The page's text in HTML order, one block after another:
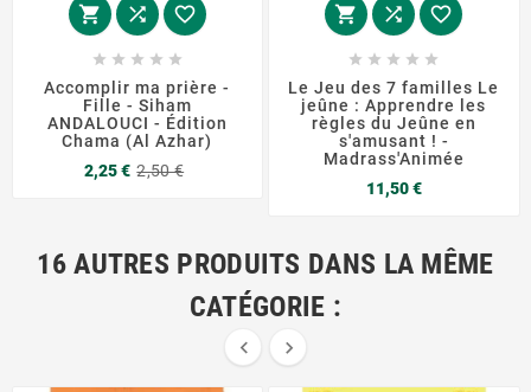
  
    
Accomplir ma prière -
Fille - Siham
ANDALOUCI - Édition
Chama (Al Azhar)
2,25 € 2,50 €
  
    
Le Jeu des 7 familles Le
jeûne : Apprendre les
règles du Jeûne en
s'amusant ! -
Madrass'Animée
11,50 €Prix
16 AUTRES PRODUITS DANS LA MÊME
CATÉGORIE :
 